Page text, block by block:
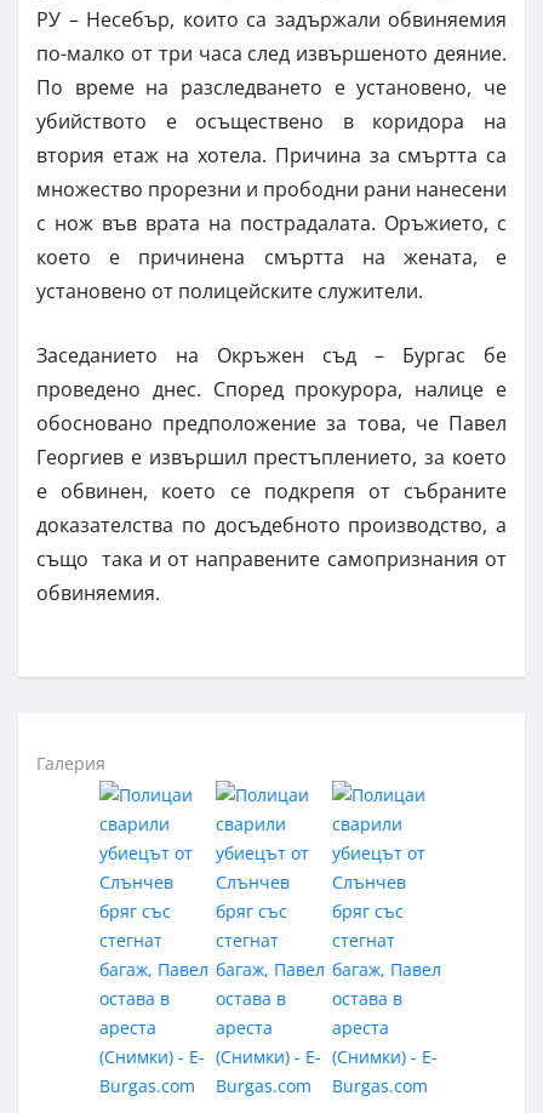
РУ – Несебър, които са задържали обвиняемия
по-малко от три часа след извършеното деяние.
По време на разследването е установено, че
убийството е осъществено в коридора на
втория етаж на хотела. Причина за смъртта са
множество прорезни и прободни рани нанесени
с нож във врата на пострадалата. Оръжието, с
което е причинена смъртта на жената, е
установено от полицейските служители.
Заседанието на Окръжен съд – Бургас бе
проведено днес. Според прокурора, налице е
обосновано предположение за това, че Павел
Георгиев е извършил престъплението, за което
е обвинен, което се подкрепя от събраните
доказателства по досъдебното производство, а
също така и от направените самопризнания от
обвиняемия.
Галерия